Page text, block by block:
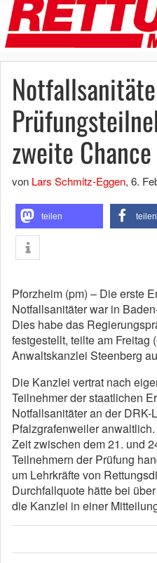
zweite Chance
von Lars Schmitz-Eggen, 6.
teilen teilen
Pforzheim (pm) – Die erste
Notfallsanitäter war in
Dies habe das
festgestellt, teilte am Freitag
Anwaltskanzlei Steenberg
Die Kanzlei vertrat nach
Teilnehmer der staatlichen
Notfallsanitäter an der DRK-
Pfalzgrafenweiler
Zeit zwischen dem 21. und
Teilnehmern der Prüfung
um Lehrkräfte von
Durchfallquote hätte bei
die Kanzlei in einer